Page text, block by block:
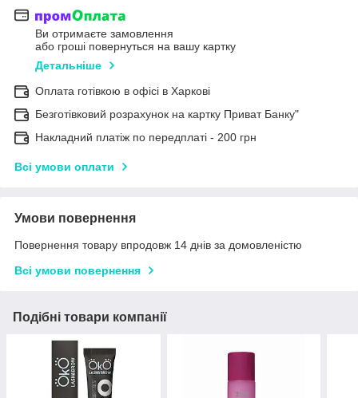
Ви отримаєте замовлення
або гроші повернуться на вашу картку
Детальніше
Оплата готівкою в офісі в Харкові
Безготівковий розрахунок на картку Приват Банку"
Накладний платіж по передплаті - 200 грн
Всі умови оплати
Умови повернення
Повернення товару впродовж 14 днів за домовленістю
Всі умови повернення
Подібні товари компанії